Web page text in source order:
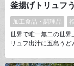
釜揚げトリュフ
加工食品・調理品
世界で唯一無二の世界
リュフ出汁に五島う
もちろん、ギフトと